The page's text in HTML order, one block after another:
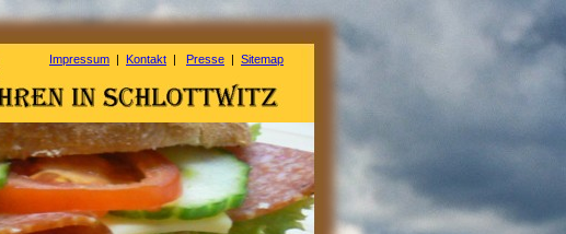
Impressum | Kontakt | Presse | Sitemap